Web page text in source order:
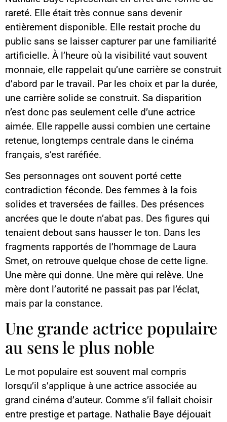
rareté. Elle était très connue sans devenir
entièrement disponible. Elle restait proche du
public sans se laisser capturer par une familiarité
artificielle. À l’heure où la visibilité vaut souvent
monnaie, elle rappelait qu’une carrière se construit
d’abord par le travail. Par les choix et par la durée,
une carrière solide se construit. Sa disparition
n’est donc pas seulement celle d’une actrice
aimée. Elle rappelle aussi combien une certaine
retenue, longtemps centrale dans le cinéma
français, s’est raréfiée.
Ses personnages ont souvent porté cette
contradiction féconde. Des femmes à la fois
solides et traversées de failles. Des présences
ancrées que le doute n’abat pas. Des figures qui
tenaient debout sans hausser le ton. Dans les
fragments rapportés de l’hommage de Laura
Smet, on retrouve quelque chose de cette ligne.
Une mère qui donne. Une mère qui relève. Une
mère dont l’autorité ne passait pas par l’éclat,
mais par la constance.
Une grande actrice populaire
au sens le plus noble
Le mot populaire est souvent mal compris
lorsqu’il s’applique à une actrice associée au
grand cinéma d’auteur. Comme s’il fallait choisir
entre prestige et partage. Nathalie Baye déjouait